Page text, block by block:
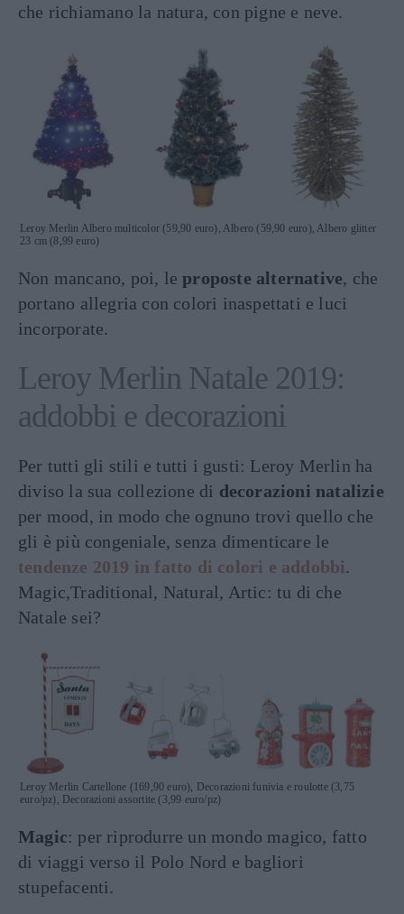
che richiamano la natura, con pigne e neve.
Leroy Merlin Albero multicolor (59,90 euro), Albero (59,90 euro), Albero glitter
23 cm (8,99 euro)
Non mancano, poi, leproposte alternative, che
portano allegria con colori inaspettati e luci
incorporate.
Leroy Merlin Natale 2019:
addobbi e decorazioni
Per tutti gli stili e tutti i gusti: Leroy Merlin ha
diviso la sua collezione di decorazioni natalizie
per mood, in modo che ognuno trovi quello che
gli è più congeniale, senza dimenticare le
tendenze 2019 in fatto di colori e addobbi.
Magic,Traditional, Natural, Artic: tu di che
Natale sei?
Leroy Merlin Cartellone (169,90 euro), Decorazioni funivia e roulotte (3,75
euro/pz), Decorazioni assortite (3,99 euro/pz)
Magic: per riprodurre un mondo magico, fatto
di viaggi verso il Polo Nord e bagliori
stupefacenti.